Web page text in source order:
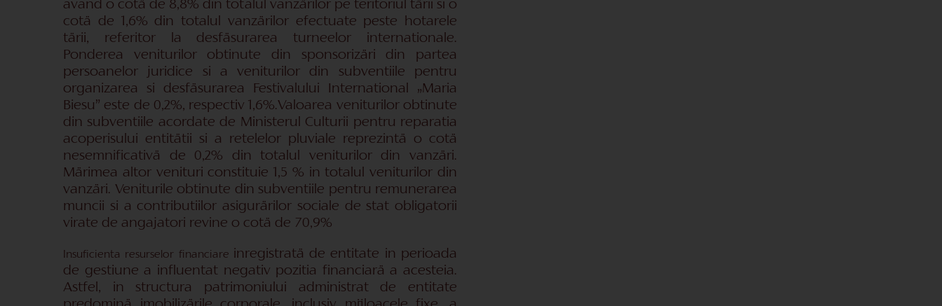
avand o cotä de 8,8% din totalul vanzärilor pe teritoriul tärii si o
cotä de 1,6% din totalul vanzärilor efectuate peste hotarele
tärii, referitor la desfäsurarea turneelor internationale.
Ponderea veniturilor obtinute din sponsorizäri din partea
persoanelor juridice si a veniturilor din subventiile pentru
organizarea si desfäsurarea Festivalului International „Maria
Biesu” este de 0,2%, respectiv 1,6%.Valoarea veniturilor obtinute
din subventiile acordate de Ministerul Culturii pentru reparatia
acoperisului entitätii si a retelelor pluviale reprezintä o cotä
nesemnificativä de 0,2% din totalul veniturilor din vanzäri.
Märimea altor venituri constituie 1,5 % in totalul veniturilor din
vanzäri. Veniturile obtinute din subventiile pentru remunerarea
muncii si a contributiilor asigurärilor sociale de stat obligatorii
virate de angajatori revine o cotä de 70,9%
Insuficienta resurselor financiare inregistratä de entitate in perioada
de gestiune a influentat negativ pozitia financiarä a acesteia.
Astfel, in structura patrimoniului administrat de entitate